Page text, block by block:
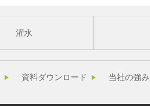
灌水
資料ダウンロード 当社の強み